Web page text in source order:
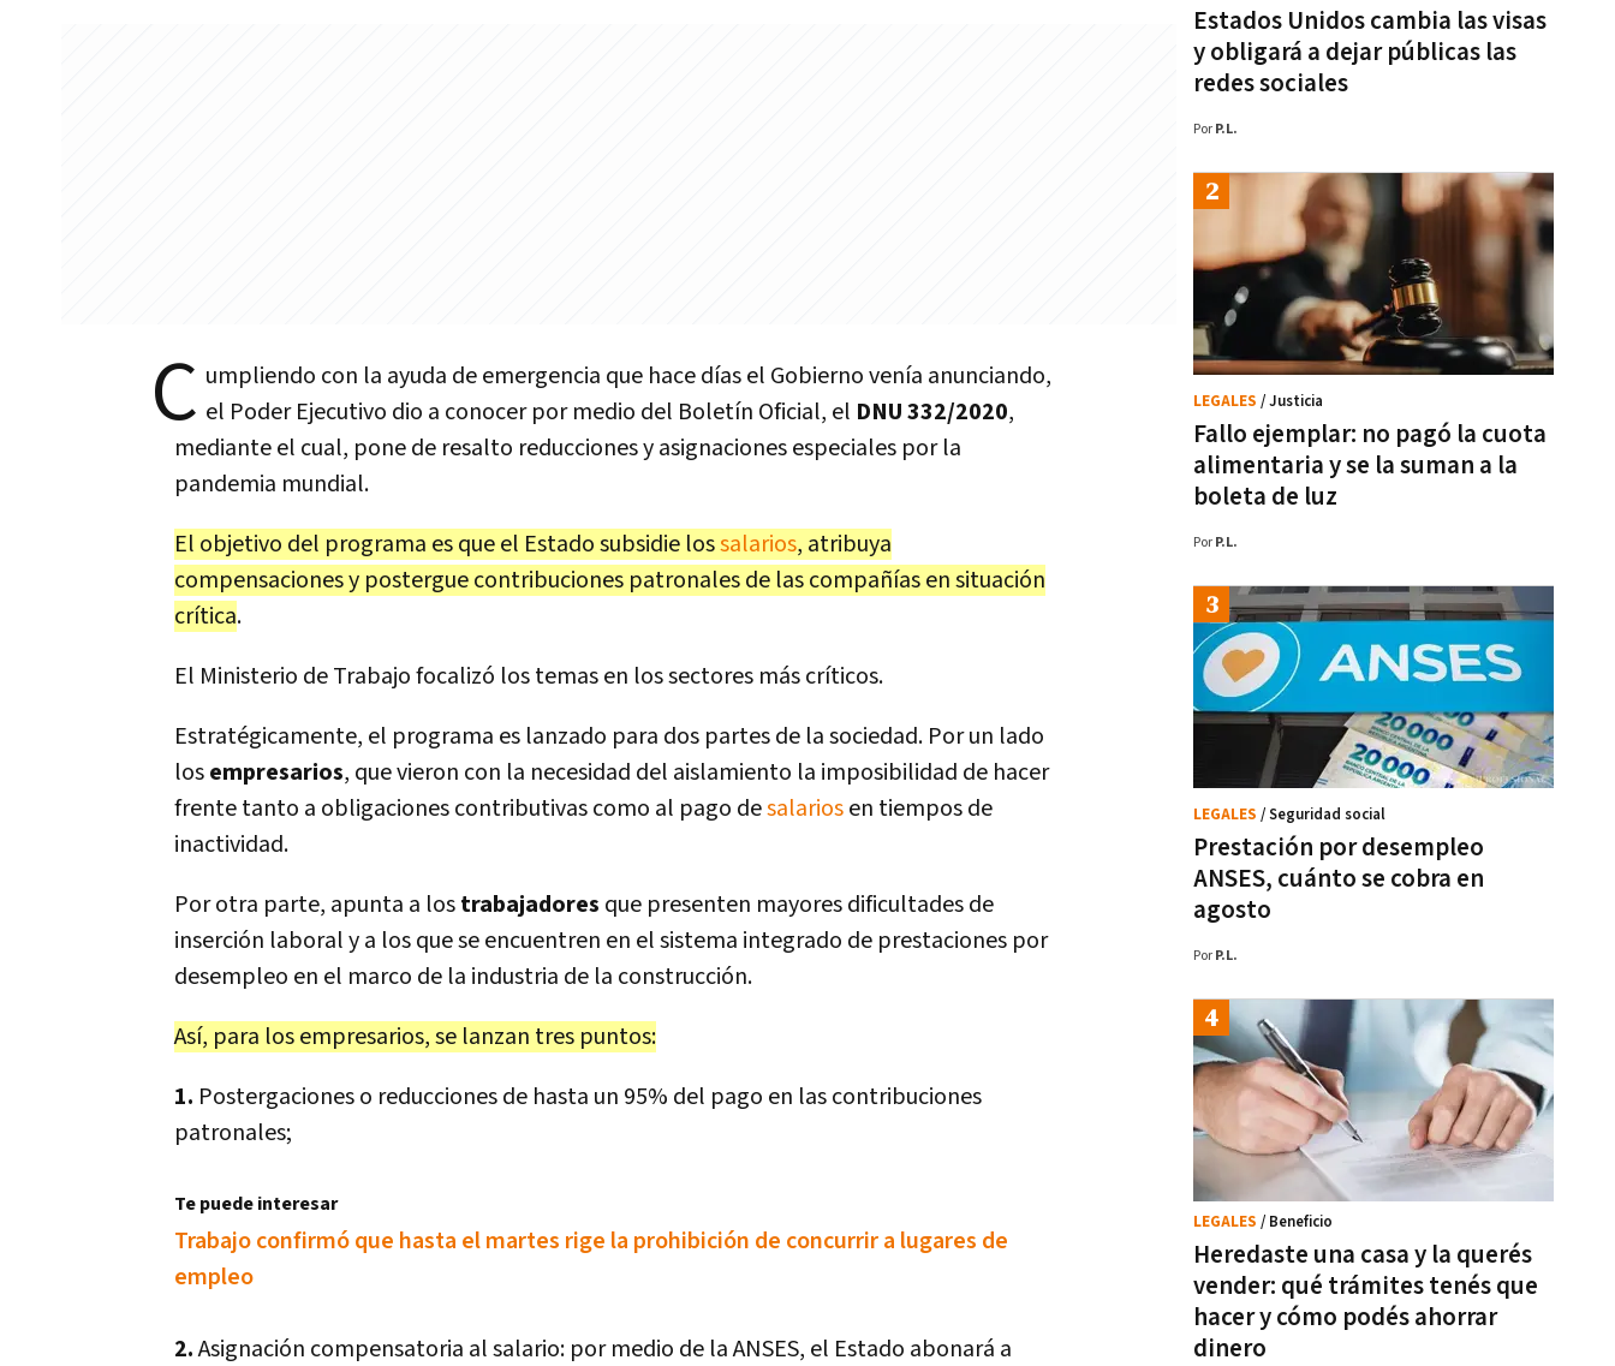
C umpliendo con la ayuda de emergencia que hace días el Gobierno venía anunciando,
el Poder Ejecutivo dio a conocer por medio del Boletín Oficial, el DNU 332/2020,
mediante el cual, pone de resalto reducciones y asignaciones especiales por la
pandemia mundial.
El objetivo del programa es que el Estado subsidie lossalarios, atribuya
compensaciones y postergue contribuciones patronales de las compañías en situación
crítica.
El Ministerio de Trabajo focalizó los temas en los sectores más críticos.
Estratégicamente, el programa es lanzado para dos partes de la sociedad. Por un lado
losempresarios, que vieron con la necesidad del aislamiento la imposibilidad de hacer
frente tanto a obligaciones contributivas como al pago desalariosen tiempos de
inactividad.
Por otra parte, apunta a lostrabajadores que presenten mayores dificultades de
inserción laboral y a los que se encuentren en el sistema integrado de prestaciones por
desempleo en el marco de la industria de la construcción.
Así, para los empresarios, se lanzan tres puntos:
1. Postergaciones o reducciones de hasta un 95% del pago en las contribuciones
patronales;
Te puede interesar
Trabajo confirmó que hasta el martes rige la prohibición de concurrir a lugares de
empleo
2.Asignación compensatoria al salario: por medio de la ANSES, el Estado abonará a
Estados Unidos cambia las visas
y obligará a dejar públicas las
redes sociales
Por P.L.
Fallo ejemplar: no pagó la cuota
alimentaria y se la suman a la
boleta de luz
LEGALES / Justicia
Por P.L.
Prestación por desempleo
ANSES, cuánto se cobra en
agosto
LEGALES / Seguridad social
Por P.L.
Heredaste una casa y la querés
vender: qué trámites tenés que
hacer y cómo podés ahorrar
dinero
LEGALES / Beneficio